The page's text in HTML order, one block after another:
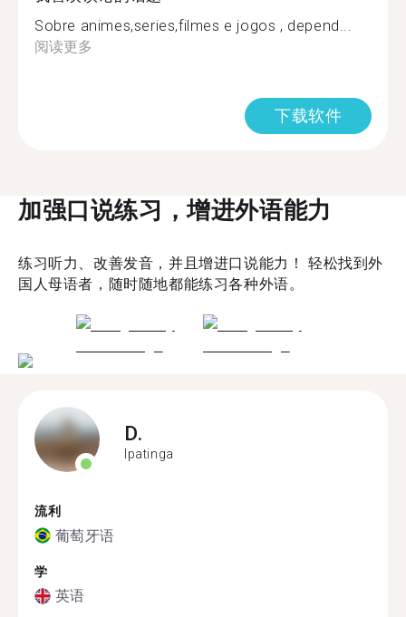
Sobre animes,series,filmes e jogos , depend...
阅读更多
下载软件
加强口说练习，增进外语能力
练习听力、改善发音，并且增进口说能力！ 轻松找到外
国人母语者，随时随地都能练习各种外语。
D.
Ipatinga
流利
葡萄牙语
学
英语